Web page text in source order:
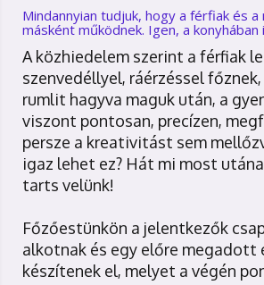
Mindannyian tudjuk, hogy a férfiak és a
másként működnek. Igen, a konyhában
A közhiedelem szerint a férfiak
szenvedéllyel, ráérzéssel
rumlit hagyva maguk után, a
viszont pontosan, precízen,
persze a kreativitást sem
igaz lehet ez? Hát mi most
tarts velünk!
Főzőestünkön a jelentkezők
alkotnak és egy előre megadott
készítenek el, melyet a végén